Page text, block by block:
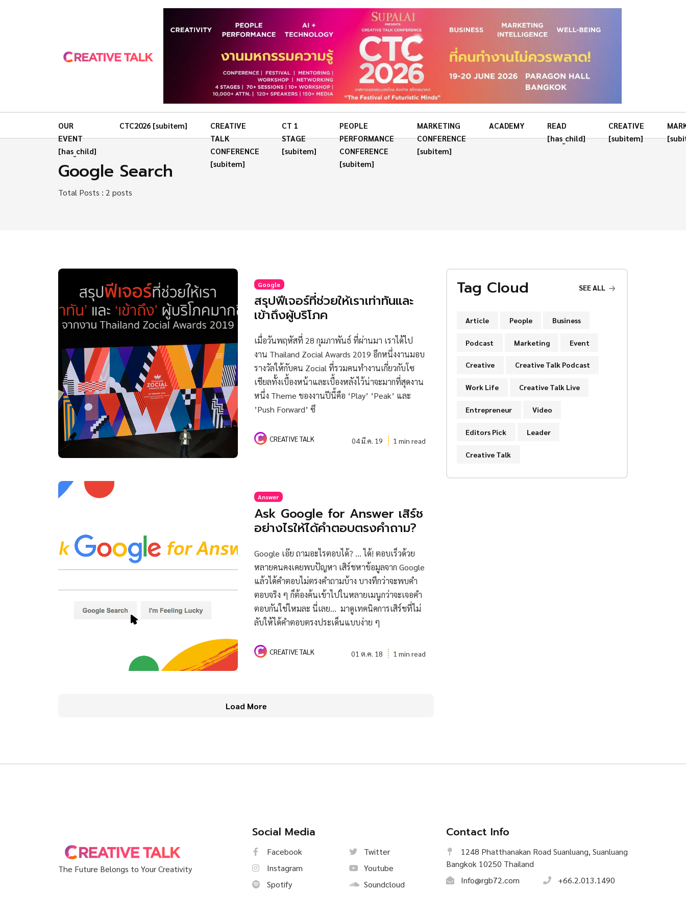
OUR
EVENT
[has_child]
CTC2026 [subitem]
CREATIVE
TALK
CONFERENCE
[subitem]
CT 1
STAGE
[subitem]
PEOPLE
PERFORMANCE
CONFERENCE
[subitem]
MARKETING
CONFERENCE
[subitem]
ACADEMY
READ
[has_child]
CREATIVE
[subitem]
Google Search
Total Posts : 2 posts
Google
สรุปฟีเจอร์ที่ช่วยให้เราเท่าทันและ
เข้าถึงผู้บริโภค
เมื่อวันพฤหัสที่ 28 กุมภาพันธ์ ที่ผ่านมา เราได้ไป
งาน Thailand Zocial Awards 2019 อีกหนึ่งงานมอบ
รางวัลให้กับคน Zocial ที่รวมคนทำงานเกี่ยวกับโซ
เชียลทั้งเบื้องหน้าและเบื้องหลังไว้น่าจะมากที่สุดงาน
หนึ่ง Theme ของงานปีนี้คือ ‘Play’ ‘Peak’ และ
’Push Forward’ ซึ
CREATIVE TALK 04 มี.ค. 19 1 min read
Answer
Ask Google for Answer เสิร์ช
อย่างไรให้ได้คำตอบตรงคำถาม?
Google เอ๊ย ถามอะไรตอบได้? … ได้! ตอบเร็วด้วย
หลายคนคงเคยพบปัญหา เสิร์ชหาข้อมูลจาก Google
แล้วได้คำตอบไม่ตรงคำถามบ้าง บางทีกว่าจะพบคำ
ตอบจริง ๆ ก็ต้องค้นเข้าไปในหลายเมนูกว่าจะเจอคำ
ตอบกันใช่ไหมละ นี่เลย… มาดูเทคนิคการเสิร์ชที่ไม่
ลับให้ได้คำตอบตรงประเด็นแบบง่าย ๆ
CREATIVE TALK 01 ต.ค. 18 1 min read
Load More
Tag Cloud SEE ALL
Article People Business
Podcast Marketing Event
Creative Creative Talk Podcast
Work Life Creative Talk Live
Entrepreneur Video
Editors Pick Leader
Creative Talk
The Future Belongs to Your Creativity
Social Media
Facebook
Twitter
Instagram
Youtube
Spotify
Soundcloud
Contact Info
1248 Phatthanakan Road Suanluang, Suanluang
Bangkok 10250 Thailand
Info@rgb72.com
+66.2.013.1490